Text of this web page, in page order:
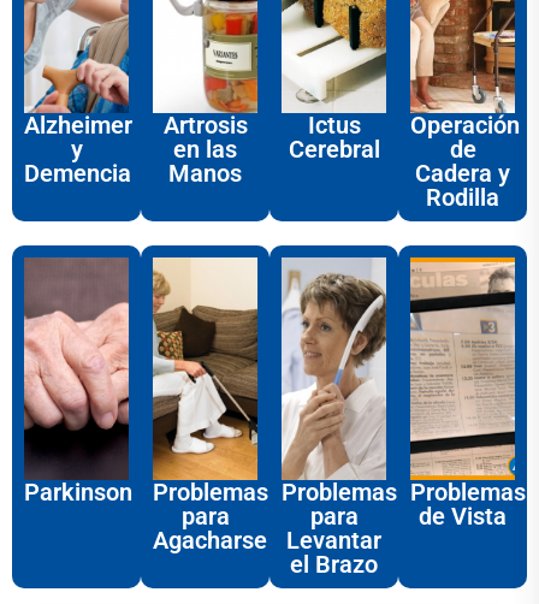
Alzheimer
y
Demencia
Artrosis
en las
Manos
Ictus
Cerebral
Operación
de
Cadera y
Rodilla
Parkinson
Problemas
para
Agacharse
Problemas
para
Levantar
el Brazo
Problemas
de Vista